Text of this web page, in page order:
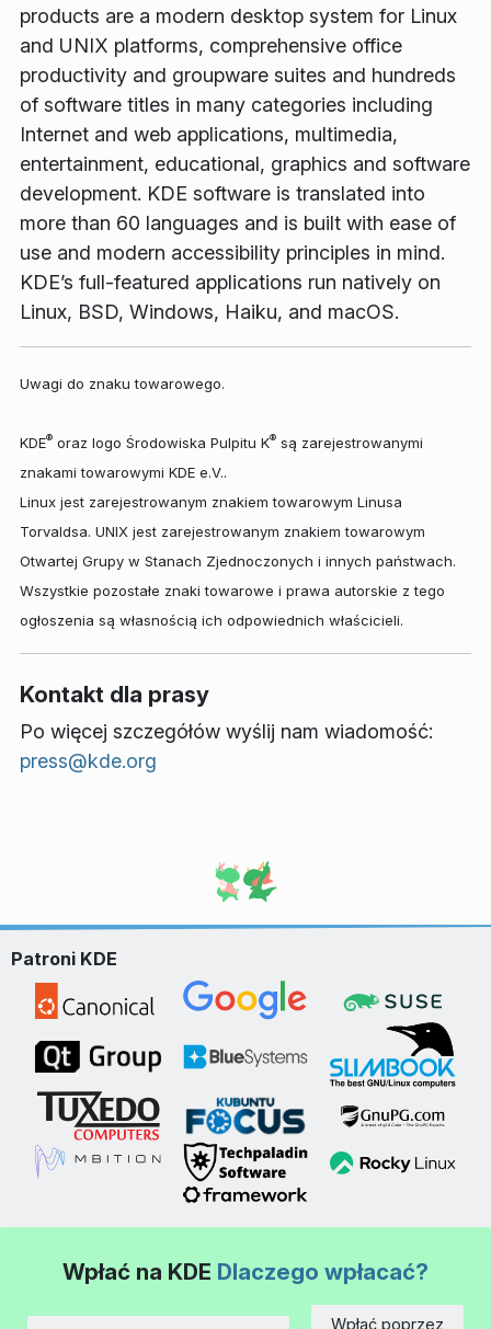
products are a modern desktop system for Linux
and UNIX platforms, comprehensive office
productivity and groupware suites and hundreds
of software titles in many categories including
Internet and web applications, multimedia,
entertainment, educational, graphics and software
development. KDE software is translated into
more than 60 languages and is built with ease of
use and modern accessibility principles in mind.
KDE’s full-featured applications run natively on
Linux, BSD, Windows, Haiku, and macOS.
Uwagi do znaku towarowego.
KDE® oraz logo Środowiska Pulpitu K® są zarejestrowanymi
znakami towarowymi KDE e.V..
Linux jest zarejestrowanym znakiem towarowym Linusa
Torvaldsa. UNIX jest zarejestrowanym znakiem towarowym
Otwartej Grupy w Stanach Zjednoczonych i innych państwach.
Wszystkie pozostałe znaki towarowe i prawa autorskie z tego
ogłoszenia są własnością ich odpowiednich właścicieli.
Kontakt dla prasy
Po więcej szczegółów wyślij nam wiadomość:
press@kde.org
Patroni KDE
Wpłać na KDE Dlaczego wpłacać?
Wpłać poprzez